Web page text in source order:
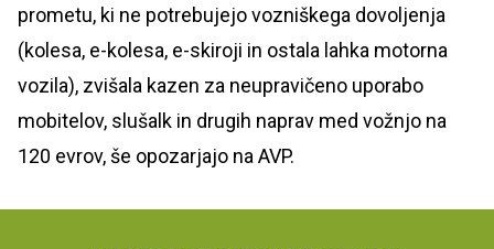
prometu, ki ne potrebujejo vozniškega dovoljenja
(kolesa, e-kolesa, e-skiroji in ostala lahka motorna
vozila), zvišala kazen za neupravičeno uporabo
mobitelov, slušalk in drugih naprav med vožnjo na
120 evrov, še opozarjajo na AVP.